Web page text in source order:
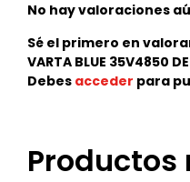
No hay valoraciones
Sé el primero en valorar
VARTA BLUE 35V4850
Debes acceder para